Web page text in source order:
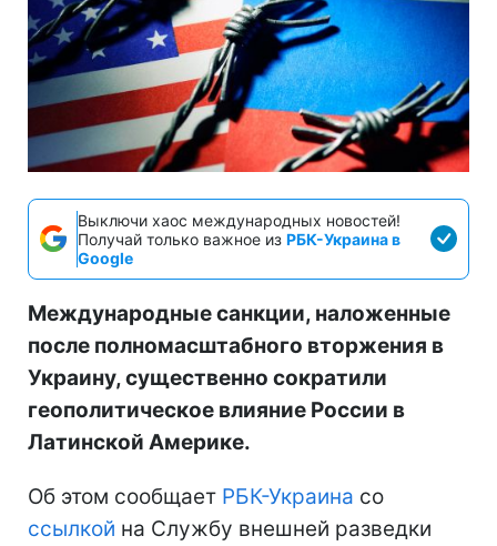
Выключи хаос международных новостей!
Получай только важное из РБК-Украина в
Google
Международные санкции, наложенные
после полномасштабного вторжения в
Украину, существенно сократили
геополитическое влияние России в
Латинской Америке.
Об этом сообщает РБК-Украина со
ссылкой на Службу внешней разведки